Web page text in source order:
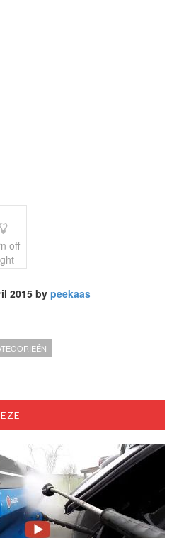
off
2015 by peekaas